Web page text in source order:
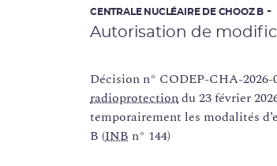
CENTRALE NUCLÉAIRE DE CHOOZ B
Autorisation de
Décision n° CODEP-CHA-
radioprotectiondu 23 février
temporairement les modalités
B (INB n° 144)